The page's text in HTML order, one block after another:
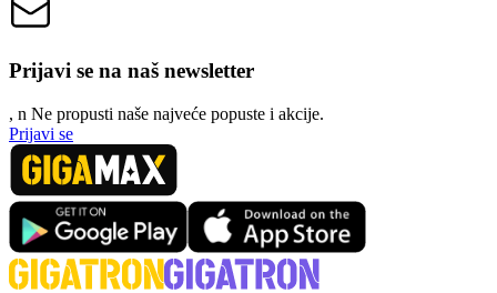
Prijavi se na naš newsletter
, n Ne propusti naše najveće popuste i akcije.
Prijavi se